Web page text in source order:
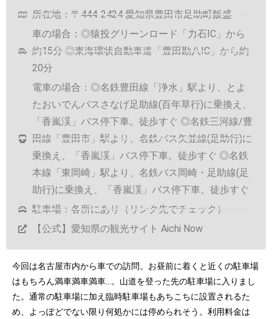
所在地：〒444-2424 愛知県豊田市足助町飯盛
車の場合：◎猿投グリーンロード「力石IC」から
約15分 ◎東海環状自動車道「豊田勘八IC」から約
20分
電車の場合：◎名鉄豊田線「浄水」駅より、とよ
たおいでんバスさなげ足助線(百年草行)に乗換え、
「香嵐渓」バス停下車。徒歩すぐ ◎名鉄三河線/豊
田線「豊田市」駅より、名鉄バス矢並線(足助行)に
乗換え、「香嵐渓」バス停下車。徒歩すぐ ◎名鉄
本線「東岡崎」駅より、名鉄バス岡崎・足助線(足
助行)に乗換え、「香嵐渓」バス停下車。徒歩すぐ
駐車場：各所にあり（リンク先でチェック）
【公式】愛知県の観光サイト Aichi Now
今回は名古屋市内から車での訪問。お昼前に着くと近くの駐車場
はもちろん満車満車満車…。山道を登った先の駐車場に入りまし
た。通常の駐車場に加え臨時駐車場もあちこちに設置されるた
め、よっぽどでない限り何処かには停められそう。利用料金は